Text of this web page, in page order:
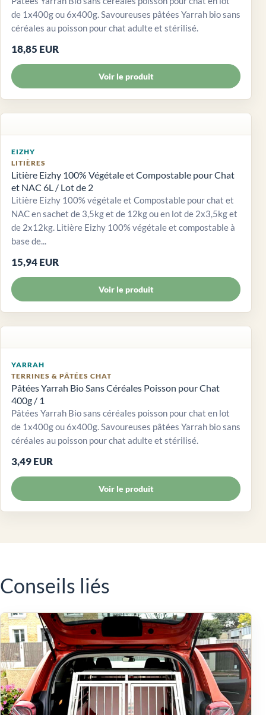
de 1x400g ou 6x400g. Savoureuses pâtées Yarrah bio sans
céréales au poisson pour chat adulte et stérilisé.
18,85 EUR
Voir le produit
EIZHY
LITIÈRES
Litière Eizhy 100% Végétale et Compostable pour Chat
et NAC 6L / Lot de 2
Litière Eizhy 100% végétale et Compostable pour chat et
NAC en sachet de 3,5kg et de 12kg ou en lot de 2x3,5kg et
de 2x12kg. Litière Eizhy 100% végétale et compostable à
base de...
15,94 EUR
Voir le produit
YARRAH
TERRINES & PÂTÉES CHAT
Pâtées Yarrah Bio Sans Céréales Poisson pour Chat
400g / 1
Pâtées Yarrah Bio sans céréales poisson pour chat en lot
de 1x400g ou 6x400g. Savoureuses pâtées Yarrah bio sans
céréales au poisson pour chat adulte et stérilisé.
3,49 EUR
Voir le produit
Conseils liés